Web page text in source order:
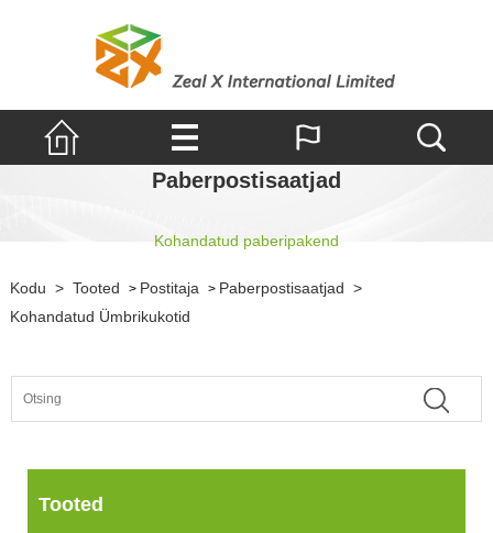
Paberpostisaatjad
Kohandatud paberipakend
Kodu > Tooted > Postitaja > Paberpostisaatjad >
Kohandatud Ümbrikukotid
Tooted